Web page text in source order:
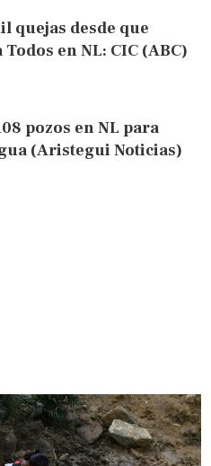
quejas desde que
en NL: CIC (ABC)
pozos en NL para
(Aristegui Noticias)